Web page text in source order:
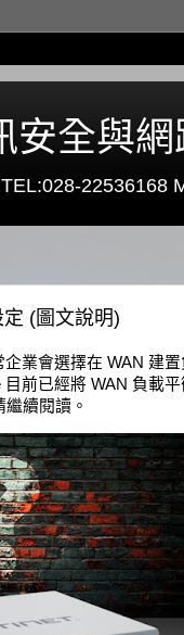
安全與
22536168
(圖文說明)
業會選擇在 WAN 建
前已經將 WAN 負載平
續閱讀。